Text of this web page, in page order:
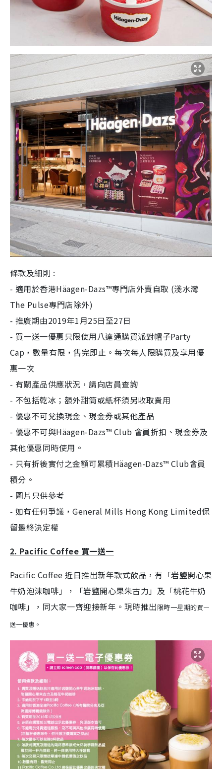
條款及細則 :
- 適用於香港Häagen-Dazs™專門店外賣自取 (淺水灣
The Pulse專門店除外)
- 推廣期由2019年1月25日至27日
- 買一送一優惠只限使用八達通購買派對帽子Party
Cap ，數量有限，售完即止。每次每人限購買及享用優
惠一次
- 有關產品供應狀況，請向店員查詢
- 不包括乾冰；額外甜筒或紙杯須另收取費用
- 優惠不可兌換現金、現金券或其他產品
- 優惠不可與Häagen-Dazs™ Club 會員折扣、現金券及
其他優惠同時使用。
- 只有折後實付之金額可累積Häagen-Dazs™ Club會員
積分。
- 圖片只供參考
- 如有任何爭議，General Mills Hong Kong Limited保
留最終決定權
2. Pacific Coffee 買一送一
Pacific Coffee 近日推出新年款式飲品，有「岩鹽開心果
牛奶泡沫咖啡」，「岩鹽開心果朱古力」及「桃花牛奶
咖啡」，同大家一齊迎接新年。現時推出限時一星期的買一
送一優惠。